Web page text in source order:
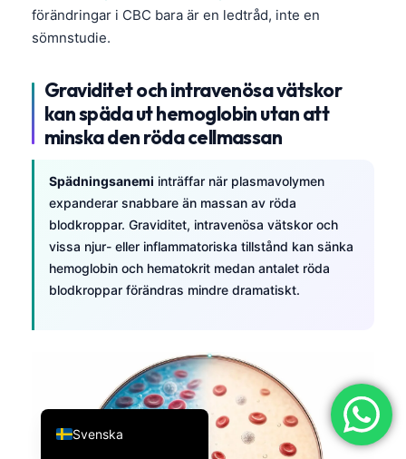
förändringar i CBC bara är en ledtråd, inte en
sömnstudie.
Graviditet och intravenösa vätskor
kan späda ut hemoglobin utan att
minska den röda cellmassan
Spädningsanemi inträffar när plasmavolymen
expanderar snabbare än massan av röda
blodkroppar. Graviditet, intravenösa vätskor och
vissa njur- eller inflammatoriska tillstånd kan sänka
hemoglobin och hematokrit medan antalet röda
blodkroppar förändras mindre dramatiskt.
Svenska
English
עִבְרִית
Italiano
Español
Português
Türkçe
Română
فارسی
Български